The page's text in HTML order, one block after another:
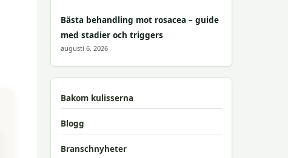
Bästa behandling mot rosacea – guide
med stadier och triggers
augusti 6, 2026
Bakom kulisserna
Blogg
Branschnyheter